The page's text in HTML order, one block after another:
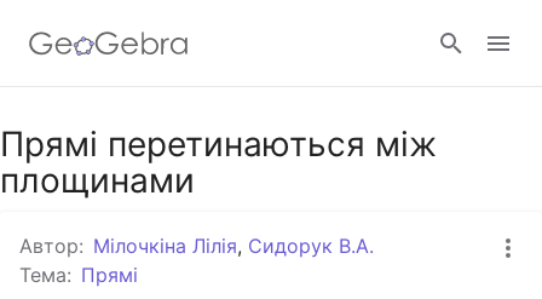
Google Клас
Прямі перетинаються між
площинами
Автор: Мілочкіна Лілія, Сидорук В.А.
Тема: Прямі